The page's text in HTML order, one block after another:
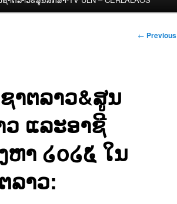
Post
← Previous
າຕລາວ&ສູນ
ແລະອາຊີ
າ ໒໐໒໕ ໃນ
ລາວ: